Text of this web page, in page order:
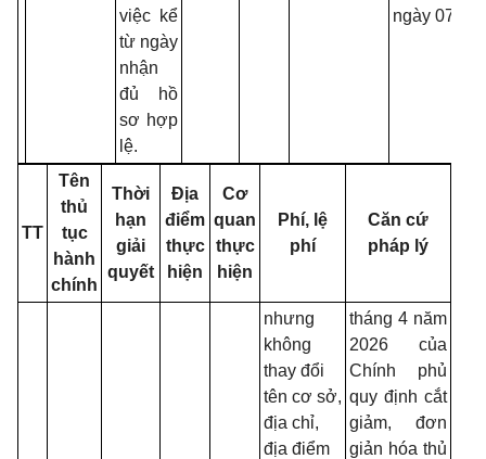
việc kể
từ ngày
nhận
đủ hồ
sơ hợp
lệ.
ngày 07
TT
Tên
thủ
tục
hành
chính
Thời
hạn
giải
quyết
Địa
điểm
thực
hiện
Cơ
quan
thực
hiện
Phí, lệ
phí
Căn cứ
pháp lý
nhưng
không
thay đổi
tên cơ sở,
địa chỉ,
địa điểm
tháng 4 năm
2026 của
Chính phủ
quy định cắt
giảm, đơn
giản hóa thủ